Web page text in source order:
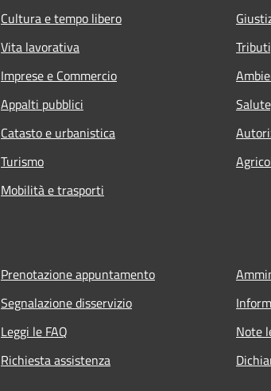
Cultura e tempo libero
Vita lavorativa
Imprese e Commercio
Appalti pubblici
Catasto e urbanistica
Turismo
Mobilità e trasporti
Prenotazione appuntamento
Segnalazione disservizio
Leggi le FAQ
Richiesta assistenza
Note